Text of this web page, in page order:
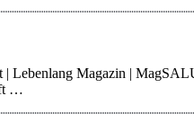
Magazin |
…